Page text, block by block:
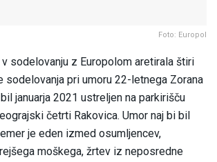
Foto: Europol
sodelovanju z Europolom aretirala štiri
sodelovanja pri umoru 22-letnega Zorana
januarja 2021 ustreljen na parkirišču
četrti Rakovica. Umor naj bi bil
je eden izmed osumljencev,
moškega, žrtev iz neposredne